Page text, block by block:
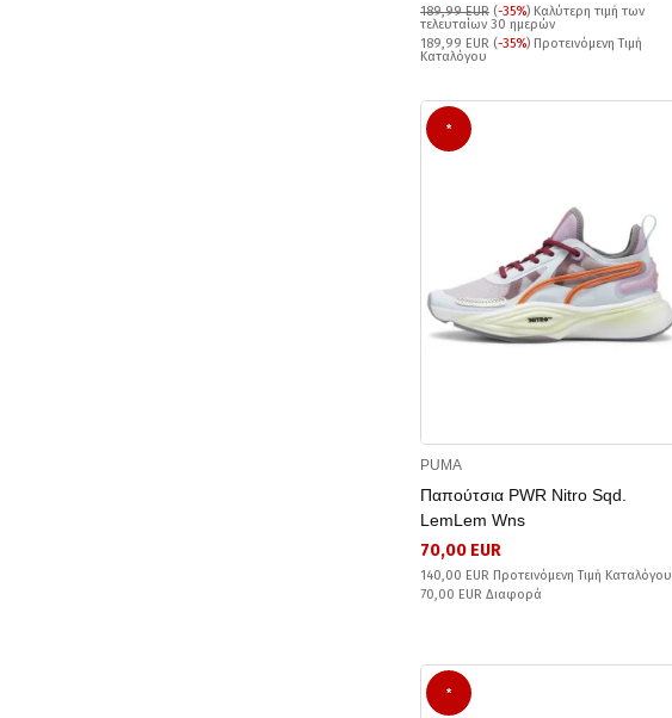
189,99 EUR (-35%) Καλύτερη τιμή των
τελευταίων 30 ημερών
189,99 EUR (-35%) Προτεινόμενη Τιμή
Καταλόγου
*
PUMA
Παπούτσια PWR Nitro Sqd.
LemLem Wns
70,00 EUR
140,00 EUR Προτεινόμενη Τιμή Καταλόγου
70,00 EUR Διαφορά
*